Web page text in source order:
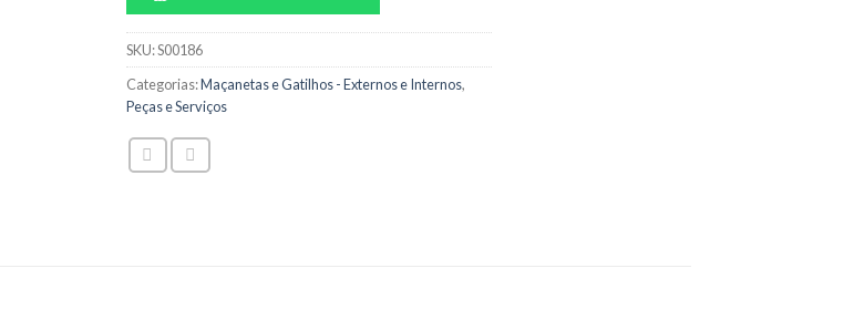
SKU:S00186
Categorias:Maçanetas e Gatilhos - Externos e Internos,
Peças e Serviços